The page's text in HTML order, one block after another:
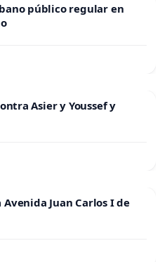
público regular en
Asier y Youssef y
Juan Carlos I de